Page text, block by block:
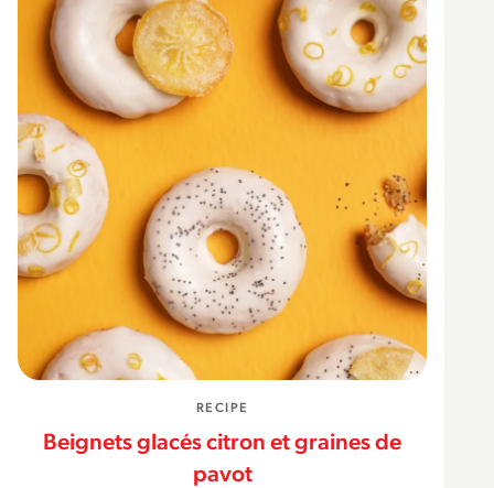
RECIPE
Beignets glacés citron et graines de
pavot